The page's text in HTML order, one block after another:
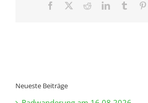
Facebook RedditLinkedInTumblr
Neueste Beiträge